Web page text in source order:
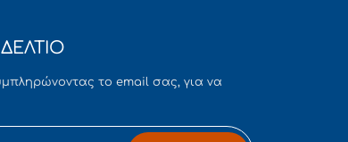
το email σας, για να